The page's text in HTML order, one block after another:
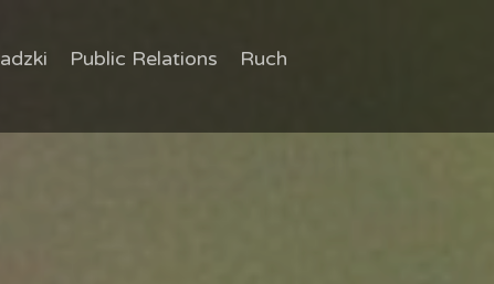
Public Relations
Ruch